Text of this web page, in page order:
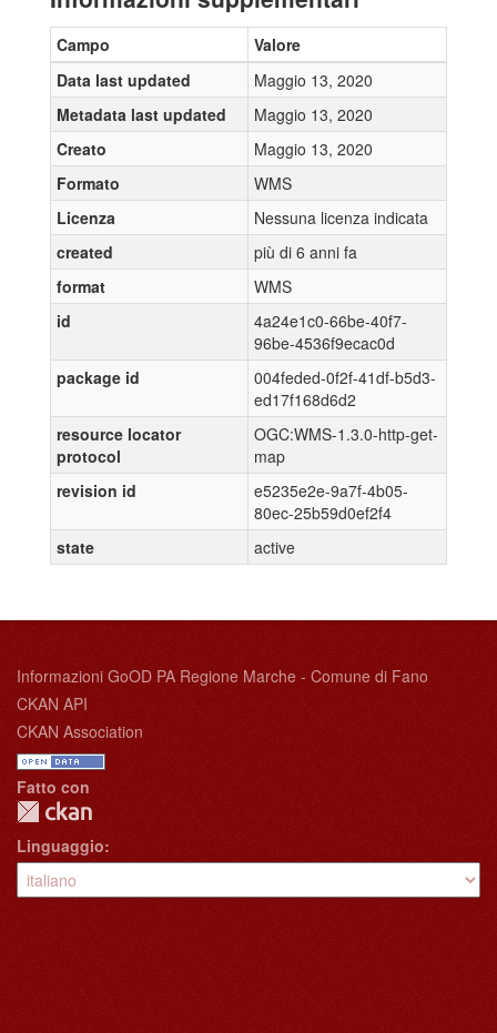
Campo
Valore
Data last updated
Maggio 13, 2020
Metadata last updated
Maggio 13, 2020
Creato
Maggio 13, 2020
Formato
WMS
Licenza
Nessuna licenza indicata
created
più di 6 anni fa
format
WMS
id
4a24e1c0-66be-40f7-
96be-4536f9ecac0d
package id
004feded-0f2f-41df-b5d3-
ed17f168d6d2
resource locator
protocol
OGC:WMS-1.3.0-http-get-
map
revision id
e5235e2e-9a7f-4b05-
80ec-25b59d0ef2f4
state
active
Informazioni GoOD PA Regione Marche - Comune di Fano
CKAN API
CKAN Association
Fatto con
Linguaggio